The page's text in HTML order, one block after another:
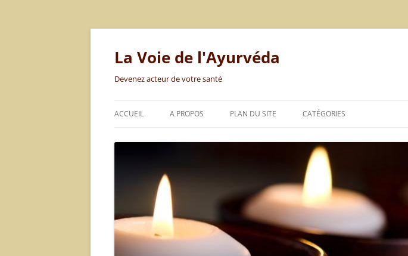
Aller
La Voie de l'Ayurvéda
Devenez acteur de votre santé
ACCUEIL A PROPOS PLAN DU SITE CATÉGORIES
ALIMENTATION
REPOS
LE POINT DE VUE DE L’AYURVÉDA
TECHNIQUES DE L’AYURVÉDA